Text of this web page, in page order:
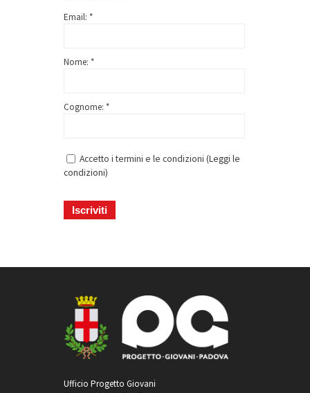
Email: *
Nome: *
Cognome: *
Accetto i termini e le condizioni (Leggi le
condizioni)
Ufficio Progetto Giovani